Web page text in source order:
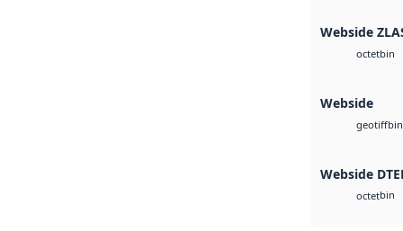
Webside
octetbin
Webside
geotiffbin
Webside
octetbin